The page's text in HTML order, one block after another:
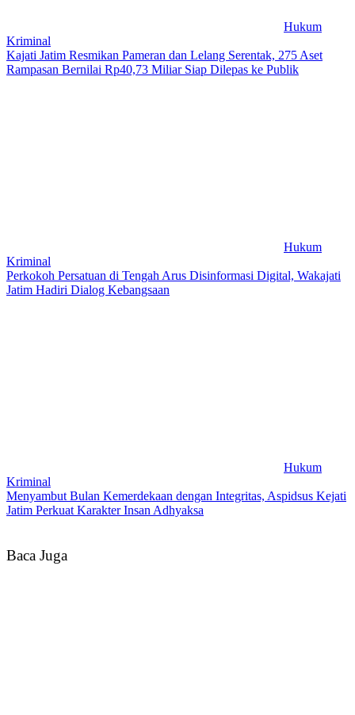
Hukum
Kriminal
Kajati Jatim Resmikan Pameran dan Lelang Serentak, 275 Aset
Rampasan Bernilai Rp40,73 Miliar Siap Dilepas ke Publik
Hukum
Kriminal
Perkokoh Persatuan di Tengah Arus Disinformasi Digital, Wakajati
Jatim Hadiri Dialog Kebangsaan
Hukum
Kriminal
Menyambut Bulan Kemerdekaan dengan Integritas, Aspidsus Kejati
Jatim Perkuat Karakter Insan Adhyaksa
Baca Juga